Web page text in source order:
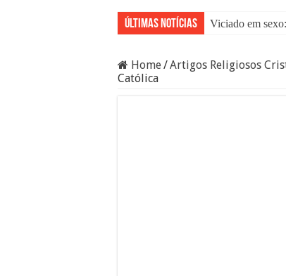
Últimas Notícias
Viciado em
Filme Sagrado
Home/Artigos Religiosos
Católica